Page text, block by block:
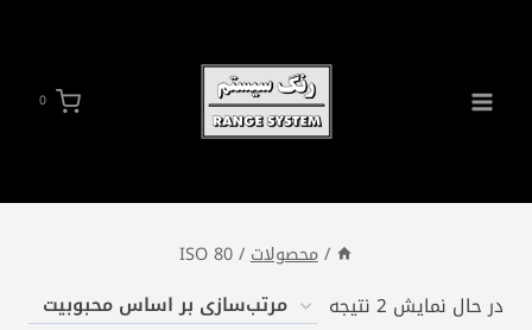
0
/محصولات/
ISO 80
در حال نمایش 2 نتیجه
مرتب‌سازی